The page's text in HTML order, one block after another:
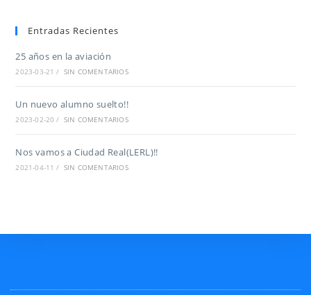
Entradas Recientes
25 años en la aviación
2023-03-21 / SIN COMENTARIOS
Un nuevo alumno suelto!!
2023-02-20 / SIN COMENTARIOS
Nos vamos a Ciudad Real(LERL)!!
2021-04-11 / SIN COMENTARIOS